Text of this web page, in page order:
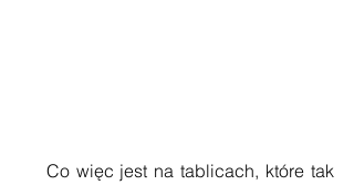
Co więc jest na tablicach, które tak